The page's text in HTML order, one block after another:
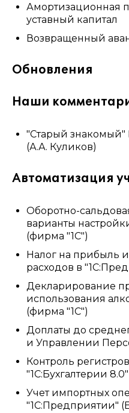
Амортизационная
уставный капитал
Возвращенный
Обновления
Наши
"Старый
(А.А. Куликов)
Автоматизация
Оборотно-
варианты
(фирма "1С")
Налог на прибыль
расходов в
Декларирование
использования
(фирма "1С")
Доплаты до
и Управлении
Контроль
"1С:Бухгалтерии
Учет импортных
"1С:Предприятии"